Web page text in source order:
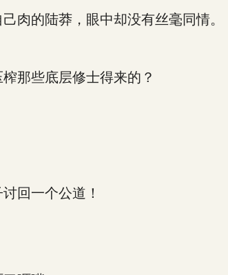
的陆莽，眼中却没有丝毫同情。
那些底层修士得来的？
回一个公道！